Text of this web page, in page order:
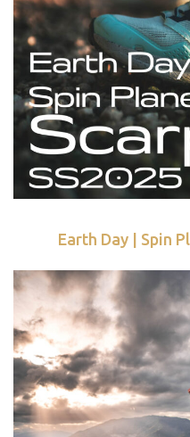
Earth Day | Spin